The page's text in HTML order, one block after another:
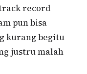
record
pun bisa
kurang begitu
justru malah